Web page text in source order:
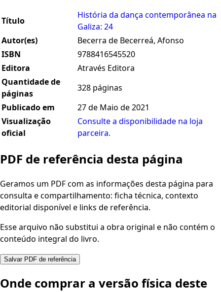
Título
História da dança contemporânea na
Galiza: 24
Autor(es)
Becerra de Becerreá, Afonso
ISBN
9788416545520
Editora
Através Editora
Quantidade de
páginas
328 páginas
Publicado em
27 de Maio de 2021
Visualização
oficial
Consulte a disponibilidade na loja
parceira.
PDF de referência desta página
Geramos um PDF com as informações desta página para
consulta e compartilhamento: ficha técnica, contexto
editorial disponível e links de referência.
Esse arquivo não substitui a obra original e não contém o
conteúdo integral do livro.
Salvar PDF de referência
Onde comprar a versão física deste